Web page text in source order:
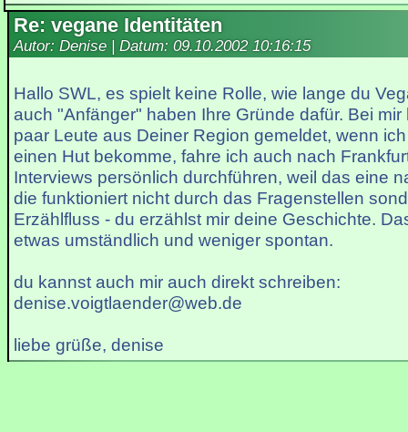
Re: vegane Identitäten
Autor: Denise | Datum: 09.10.2002 10:16:15
Hallo SWL, es spielt keine Rolle, wie lange du
auch "Anfänger" haben Ihre Gründe dafür. Bei
paar Leute aus Deiner Region gemeldet, wenn
einen Hut bekomme, fahre ich auch nach
Interviews persönlich durchführen, weil das eine
die funktioniert nicht durch das Fragenstellen
Erzählfluss - du erzählst mir deine Geschichte.
etwas umständlich und weniger spontan.
du kannst auch mir auch direkt schreiben:
denise.voigtlaender@web.de
liebe grüße, denise